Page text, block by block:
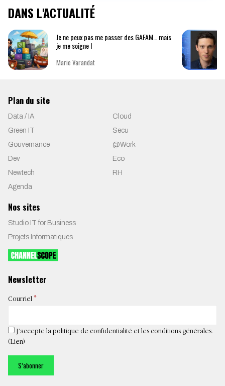
DANS L'ACTUALITÉ
Je ne peux pas me passer des GAFAM… mais
je me soigne !
Marie Varandat
Plan du site
Data / IA
Cloud
Green IT
Secu
Gouvernance
@Work
Dev
Eco
Newtech
RH
Agenda
Nos sites
Studio IT for Business
Projets Informatiques
Newsletter
Courriel *
J’accepte la politique de confidentialité et les conditions générales.
(Lien)